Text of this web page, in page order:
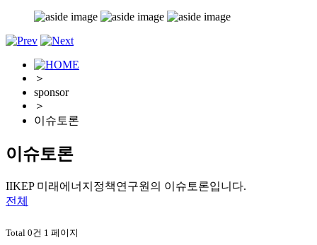
＞
sponsor
＞
이슈토론
이슈토론
IIKEP 미래에너지정책연구원의 이슈토론입니다.
전체
Total 0건 1 페이지